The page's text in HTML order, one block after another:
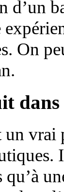
d’un
On
vrai
qu’à